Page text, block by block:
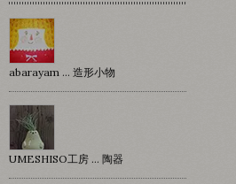
abarayam … 造形小物
UMESHISO工房 … 陶器